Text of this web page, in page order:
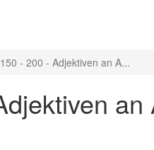
- 200 - Adjektiven an A...